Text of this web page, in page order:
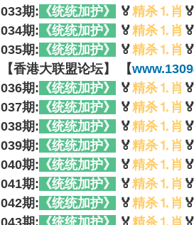
033期: 《统统加护》 🏅精杀⒈肖
034期: 《统统加护》 🏅精杀⒈肖
035期: 《统统加护》 🏅精杀⒈肖
【香港大联盟论坛】 【
036期: 《统统加护》 🏅精杀⒈肖
037期: 《统统加护》 🏅精杀⒈肖
038期: 《统统加护》 🏅精杀⒈肖
039期: 《统统加护》 🏅精杀⒈肖
040期: 《统统加护》 🏅精杀⒈肖
041期: 《统统加护》 🏅精杀⒈肖
042期: 《统统加护》 🏅精杀⒈肖
043期: 《统统加护》 🏅精杀⒈肖